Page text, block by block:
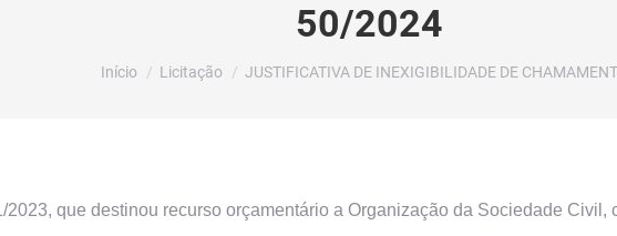
50/2024
Você está aqui:
Início Licitação JUSTIFICATIVA DE INEXIGIBILIDADE DE
que destinou recurso orçamentário a Organização da Sociedade